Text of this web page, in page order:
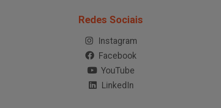
Redes Sociais
Instagram
Facebook
YouTube
LinkedIn